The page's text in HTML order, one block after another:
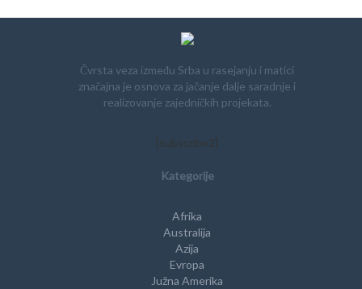
Čvrsta veza između Srba u rasejanju i matici
značajna je osnova za jačanje dalje saradnje i
realizovanje zajedničkih projekata.
[subscribe2]
Kategorije
Afrika
Australija
Azija
Evropa
Južna Amerika